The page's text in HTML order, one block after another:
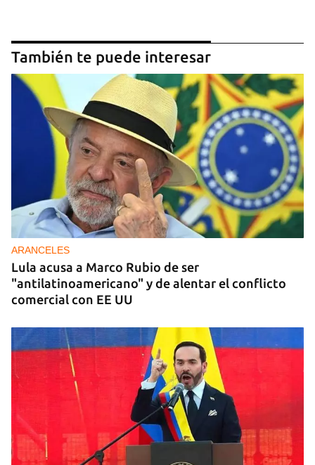
También te puede interesar
ARANCELES
Lula acusa a Marco Rubio de ser
"antilatinoamericano" y de alentar el conflicto
comercial con EE UU